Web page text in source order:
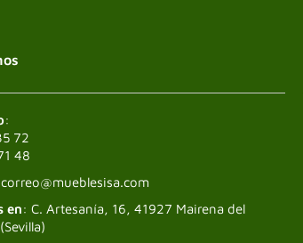
:
72
48
en: C. Artesanía, 16, 41927 Mairena del